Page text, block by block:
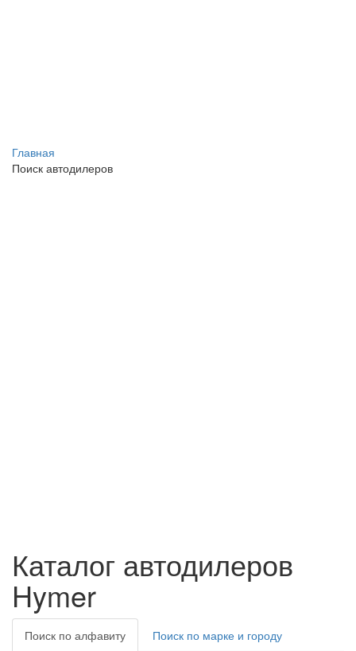
Главная
Поиск автодилеров
Каталог автодилеров
Hymer
Поиск по алфавиту
Поиск по марке и городу